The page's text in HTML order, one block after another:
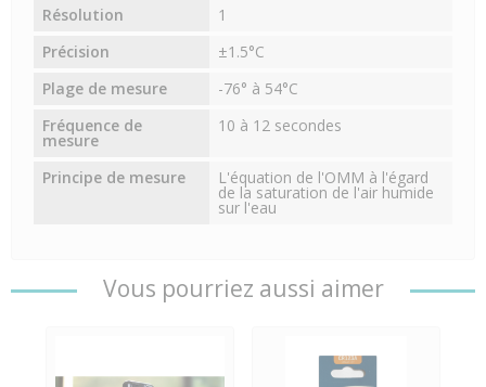
Résolution
1
Précision
±1.5°C
Plage de mesure
-76° à 54°C
Fréquence de
mesure
10 à 12 secondes
Principe de mesure L'équation de l'OMM à l'égard
de la saturation de l'air humide
sur l'eau
Vous pourriez aussi aimer